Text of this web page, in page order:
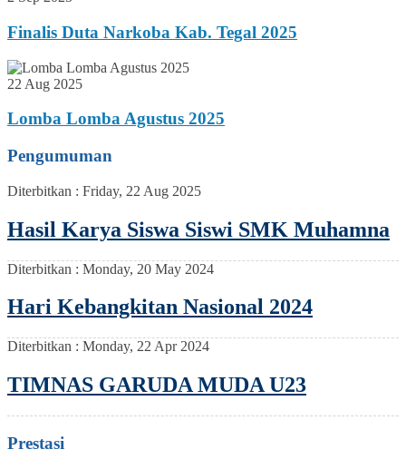
Finalis Duta Narkoba Kab. Tegal 2025
22 Aug 2025
Lomba Lomba Agustus 2025
Pengumuman
Diterbitkan : Friday, 22 Aug 2025
Hasil Karya Siswa Siswi SMK Muhamna
Diterbitkan : Monday, 20 May 2024
Hari Kebangkitan Nasional 2024
Diterbitkan : Monday, 22 Apr 2024
TIMNAS GARUDA MUDA U23
Prestasi